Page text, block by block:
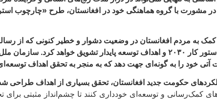
به مردم افغانستان در وضعیت دشوار و خطیر کنونی که از
افغانستان را در راستای حرکت به‌سوی دستور کار ۲۰۳۰ و اهداف توسعه
خود را به گونه‌ای جهت دهد که به منجر به تحقق اهداف
حکومت جدید افغانستان، تحقق بسیاری از اهداف طراحی
کمک‌رسانی و توسعه‌ای خودداری کنند تا چشم‌انداز مثبتی